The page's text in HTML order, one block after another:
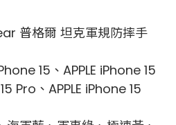
普格爾 坦克軍規防摔手
15、APPLE iPhone 15
Pro、APPLE iPhone 15